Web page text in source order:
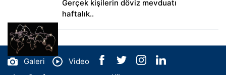
Gerçek kişilerin döviz mevduatı
haftalık..
Galeri
Video